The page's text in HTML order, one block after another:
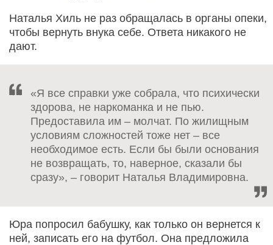
Наталья Хиль не раз обращалась в органы опеки,
чтобы вернуть внука себе. Ответа никакого не
дают.
«Я все справки уже собрала, что психически
здорова, не наркоманка и не пью.
Предоставила им – молчат. По жилищным
условиям сложностей тоже нет – все
необходимое есть. Если бы были основания
не возвращать, то, наверное, сказали бы
сразу», – говорит Наталья Владимировна.
Юра попросил бабушку, как только он вернется к
ней, записать его на футбол. Она предложила